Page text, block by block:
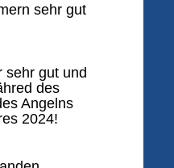
sehr gut
sehr gut und
des
Angelns
2024!